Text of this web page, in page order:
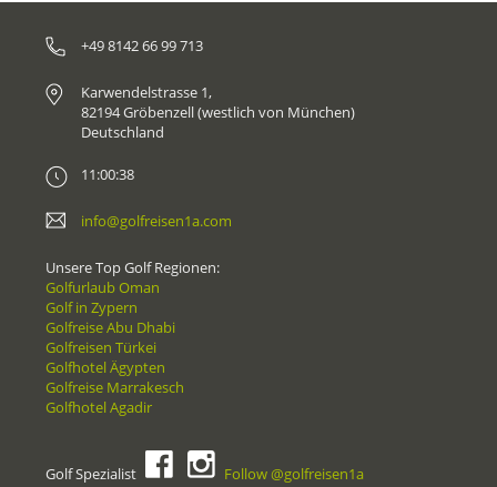
+49 8142 66 99 713
Karwendelstrasse 1,
82194 Gröbenzell (westlich von München)
Deutschland
11:00:38
info@golfreisen1a.com
Unsere Top Golf Regionen:
Golfurlaub Oman
Golf in Zypern
Golfreise Abu Dhabi
Golfreisen Türkei
Golfhotel Ägypten
Golfreise Marrakesch
Golfhotel Agadir
Golf Spezialist Follow @golfreisen1a